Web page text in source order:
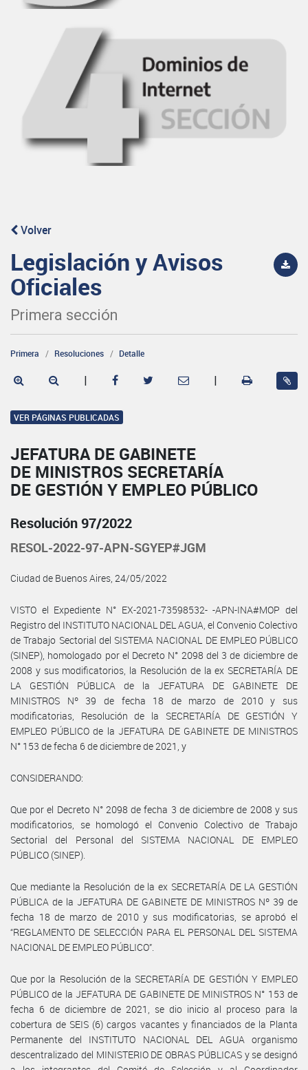
Volver
Legislación y Avisos
Oficiales
Primera sección
Primera Resoluciones Detalle
| |
VER PÁGINAS PUBLICADAS
JEFATURA DE GABINETE
DE MINISTROS SECRETARÍA
DE GESTIÓN Y EMPLEO PÚBLICO
Resolución 97/2022
RESOL-2022-97-APN-SGYEP#JGM
Ciudad de Buenos Aires, 24/05/2022
VISTO el Expediente N° EX-2021-73598532- -APN-INA#MOP del
Registro del INSTITUTO NACIONAL DEL AGUA, el Convenio Colectivo
de Trabajo Sectorial del SISTEMA NACIONAL DE EMPLEO PÚBLICO
(SINEP), homologado por el Decreto N° 2098 del 3 de diciembre de
2008 y sus modificatorios, la Resolución de la ex SECRETARÍA DE
LA GESTIÓN PÚBLICA de la JEFATURA DE GABINETE DE
MINISTROS Nº 39 de fecha 18 de marzo de 2010 y sus
modificatorias, Resolución de la SECRETARÍA DE GESTIÓN Y
EMPLEO PÚBLICO de la JEFATURA DE GABINETE DE MINISTROS
N° 153 de fecha 6 de diciembre de 2021, y
CONSIDERANDO:
Que por el Decreto N° 2098 de fecha 3 de diciembre de 2008 y sus
modificatorios, se homologó el Convenio Colectivo de Trabajo
Sectorial del Personal del SISTEMA NACIONAL DE EMPLEO
PÚBLICO (SINEP).
Que mediante la Resolución de la ex SECRETARÍA DE LA GESTIÓN
PÚBLICA de la JEFATURA DE GABINETE DE MINISTROS Nº 39 de
fecha 18 de marzo de 2010 y sus modificatorias, se aprobó el
“REGLAMENTO DE SELECCIÓN PARA EL PERSONAL DEL SISTEMA
NACIONAL DE EMPLEO PÚBLICO”.
Que por la Resolución de la SECRETARÍA DE GESTIÓN Y EMPLEO
PÚBLICO de la JEFATURA DE GABINETE DE MINISTROS N° 153 de
fecha 6 de diciembre de 2021, se dio inicio al proceso para la
cobertura de SEIS (6) cargos vacantes y financiados de la Planta
Permanente del INSTITUTO NACIONAL DEL AGUA organismo
descentralizado del MINISTERIO DE OBRAS PÚBLICAS y se designó